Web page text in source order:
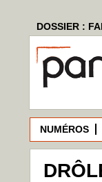
DOSSIER :
NUMÉROS